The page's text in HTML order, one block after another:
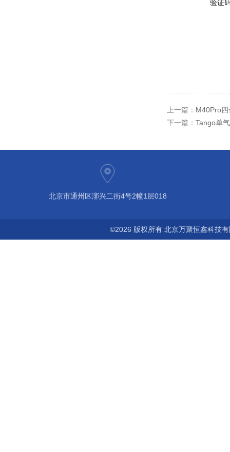
验证
上一篇： M40Pro
下一篇： Tango单
北京市通州区漷兴二街4号2幢1层018
©2026 版权所有 北京万聚恒鑫科技